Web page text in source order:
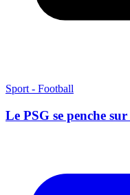
Sport - Football
Le PSG se penche